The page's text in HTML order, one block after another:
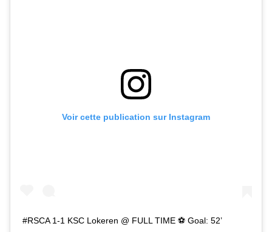
Voir cette publication sur Instagram
#RSCA 1-1 KSC Lokeren @ FULL TIME ⚽️ Goal: 52’